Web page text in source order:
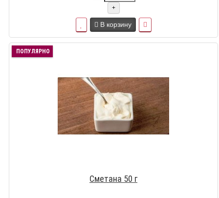
+
В корзину
ПОПУЛЯРНО
Сметана 50 г